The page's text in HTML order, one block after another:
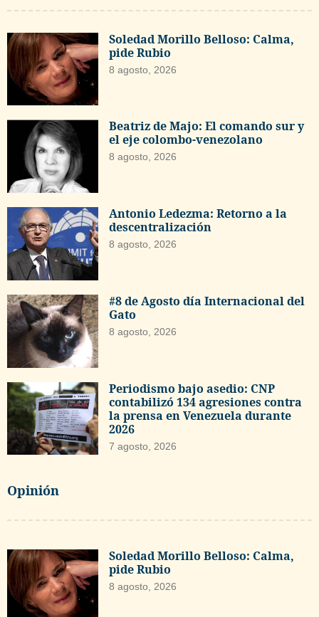
Soledad Morillo Belloso: Calma,
pide Rubio
8 agosto, 2026
Beatriz de Majo: El comando sur y
el eje colombo-venezolano
8 agosto, 2026
Antonio Ledezma: Retorno a la
descentralización
8 agosto, 2026
#8 de Agosto día Internacional del
Gato
8 agosto, 2026
Periodismo bajo asedio: CNP
contabilizó 134 agresiones contra
la prensa en Venezuela durante
2026
7 agosto, 2026
Opinión
Soledad Morillo Belloso: Calma,
pide Rubio
8 agosto, 2026